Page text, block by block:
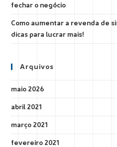
fechar o negócio
Como aumentar a revenda de
dicas para lucrar mais!
Arquivos
maio 2026
abril 2021
março 2021
fevereiro 2021